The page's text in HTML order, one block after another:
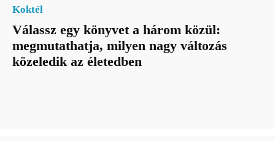
Koktél
Válassz egy könyvet a három közül:
megmutathatja, milyen nagy változás
közeledik az életedben